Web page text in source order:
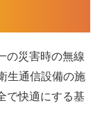
の災害時の無線
生通信設備の施
で快適にする基